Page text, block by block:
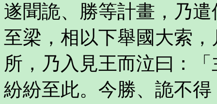
遂聞詭、勝等計畫，乃
至梁，相以下舉國大索
所，乃入見王而泣曰：
紛紛至此。今勝、詭不